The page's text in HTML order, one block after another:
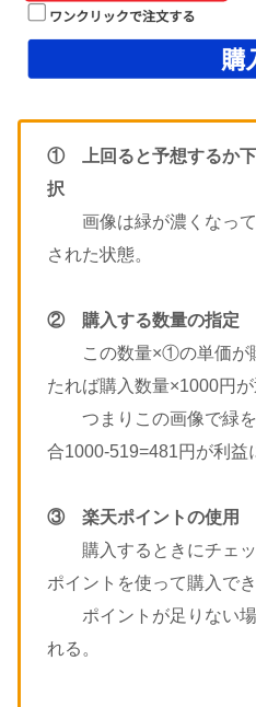
① 上回ると予想するか下
択
画像は緑が濃くなって
された状態。
② 購入する数量の指定
この数量×①の単価が
たれば購入数量×1000円が
つまりこの画像で緑を
合1000-519=481円が利益
③ 楽天ポイントの使用
購入するときにチェッ
ポイントを使って購入でき
ポイントが足りない場
れる。